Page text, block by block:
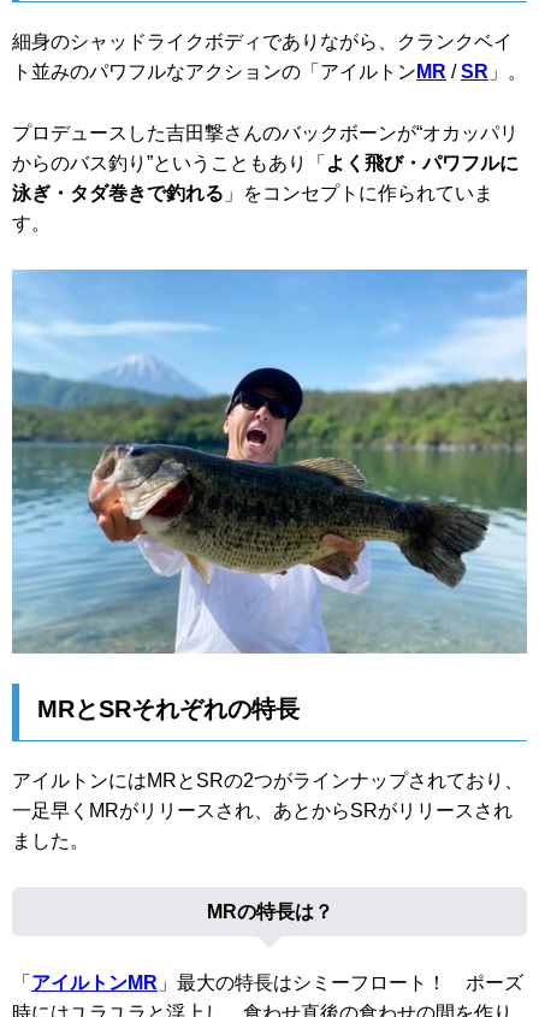
細身のシャッドライクボディでありながら、クランクベイ
ト並みのパワフルなアクションの「アイルトン MR /SR 」。
プロデュースした吉田撃さんのバックボーンが“オカッパリ
からのバス釣り”ということもあり「 よく飛び・パワフルに
泳ぎ・タダ巻きで釣れる 」をコンセプトに作られていま
す。
MRとSRそれぞれの特長
アイルトンにはMRとSRの2つがラインナップされており、
一足早くMRがリリースされ、あとからSRがリリースされ
ました。
MRの特長は？
「 アイルトンMR 」最大の特長はシミーフロート！ ポーズ
時にはユラユラと浮上し、食わせ直後の食わせの間を作り